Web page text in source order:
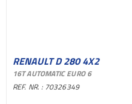
RENAULT D 280 4X2
PORTAALARM BAKWAGEN
16T AUTOMATIC EURO 6
REF. NR. : 70326349